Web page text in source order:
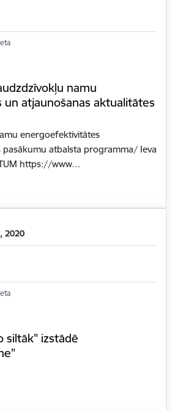
namu
un atjaunošanas aktualitātes
energoefektivitātes
pasākumu atbalsta programma/ Ieva
https://www…
2020
siltāk" izstādē